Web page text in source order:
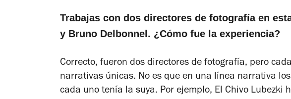
Trabajas con dos directores de fotografía en
y Bruno Delbonnel. ¿Cómo fue la experiencia?
Correcto, fueron dos directores de fotografía, pero
narrativas únicas. No es que en una línea narrativa
cada uno tenía la suya. Por ejemplo, El Chivo Lubezki